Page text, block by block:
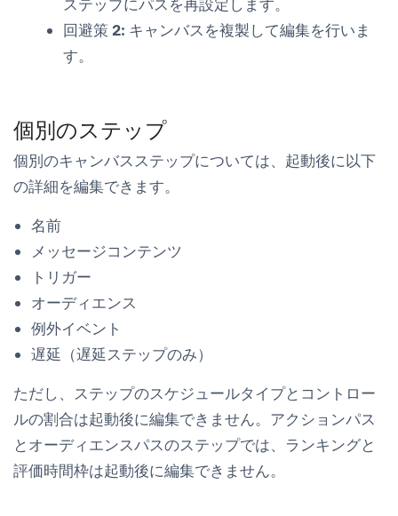
ステップにパスを再設定します。
回避策 2: キャンバスを複製して編集を行いま
す。
個別のステップ
個別のキャンバスステップについては、起動後に以下
の詳細を編集できます。
名前
メッセージコンテンツ
トリガー
オーディエンス
例外イベント
遅延（遅延ステップのみ）
ただし、ステップのスケジュールタイプとコントロー
ルの割合は起動後に編集できません。アクションパス
とオーディエンスパスのステップでは、ランキングと
評価時間枠は起動後に編集できません。